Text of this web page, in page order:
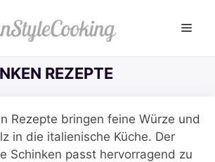
REZEPTE
Rezepte bringen feine Würze und
in die italienische Küche. Der
Schinken passt hervorragend zu